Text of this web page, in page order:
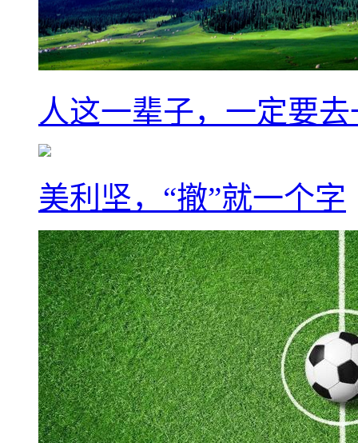
人这一辈子，一定要
美利坚，“撤”就一个字